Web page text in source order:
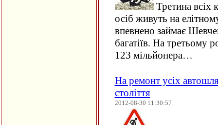
Третина всіх
осіб живуть на
впевнено займає
багатіїв. На третьому
123 мільйонера…
На ремонт усіх
століття
2012-08-30 11:30:57